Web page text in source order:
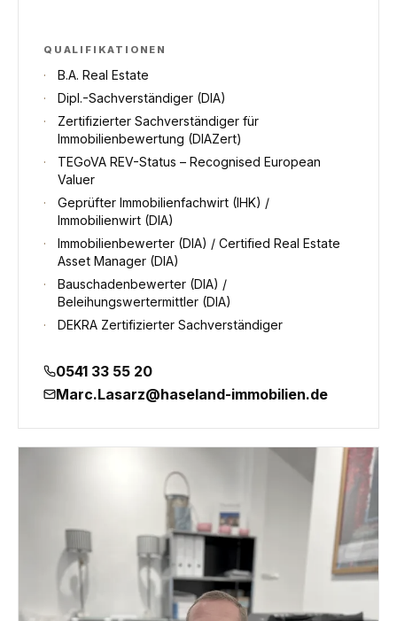
QUALIFIKATIONEN
·
B.A. Real Estate
·
Dipl.-Sachverständiger (DIA)
·
Zertifizierter Sachverständiger für
Immobilienbewertung (DIAZert)
·
TEGoVA REV-Status – Recognised European
Valuer
·
Geprüfter Immobilienfachwirt (IHK) /
Immobilienwirt (DIA)
·
Immobilienbewerter (DIA) / Certified Real Estate
Asset Manager (DIA)
·
Bauschadenbewerter (DIA) /
Beleihungswertermittler (DIA)
·
DEKRA Zertifizierter Sachverständiger
0541 33 55 20
Marc.Lasarz@haseland-immobilien.de